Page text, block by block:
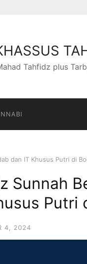
Tahfidz plus
dan IT Khusus Putri di
Sunnah
Putri
4, 2024